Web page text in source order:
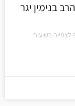
בנימין יגר
בשיעור: